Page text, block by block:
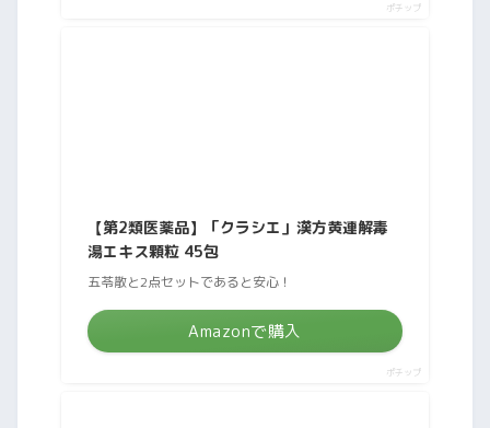
ポチップ
【第2類医薬品】「クラシエ」漢方黄連解毒
湯エキス顆粒 45包
五苓散と2点セットであると安心！
Amazonで購入
ポチップ